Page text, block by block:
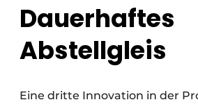
Dauerhaftes
Abstellgleis
Eine dritte Innovation in der